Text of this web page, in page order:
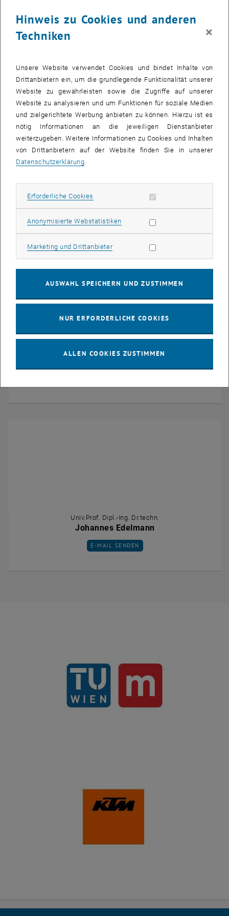
Abbildung 2: Zustands- und Parameterschätzungen
Im Zuge des Projektes sollen vielversprechende Schätzmethoden
auf Basis von Längsanregung anhand von Simulationen entwickelt
und deren Potenzial aufgezeigt werden. Die gewählten Modelle
sollen sich auch für eine späteren Implementierung in das Fahrzeug
eignen.
Kooperationspartner
KTM
Projektdauer
April 2022 - Dezember 2022
Ao.Univ.Prof. Dipl.-Ing. Dr.techn.
Univ.Prof. Dipl.-Ing. Dr.techn.
Johannes Edelmann
E-MAIL AN JOHANNES EDELMANN SENDEN
E-MAIL SENDEN
Hinweis zu Cookies und anderen
Techniken
×
Unsere Website verwendet Cookies und bindet Inhalte von
Drittanbietern ein, um die grundlegende Funktionalität unserer
Website zu gewährleisten sowie die Zugriffe auf unserer
Website zu analysieren und um Funktionen für soziale Medien
und zielgerichtete Werbung anbieten zu können. Hierzu ist es
nötig Informationen an die jeweiligen Dienstanbieter
weiterzugeben. Weitere Informationen zu Cookies und Inhalten
von Drittanbietern auf der Website finden Sie in unserer
Datenschutzerklärung.
Erforderliche Cookies Erforderliche Cookies zulassen
Anonymisierte WebstatistikenStatistik Cookies zulassen
Marketing und DrittanbieterMarketing Cookies zulassen
AUSWAHL SPEICHERN UND ZUSTIMMEN
NUR ERFORDERLICHE COOKIES
ALLEN COOKIES ZUSTIMMEN